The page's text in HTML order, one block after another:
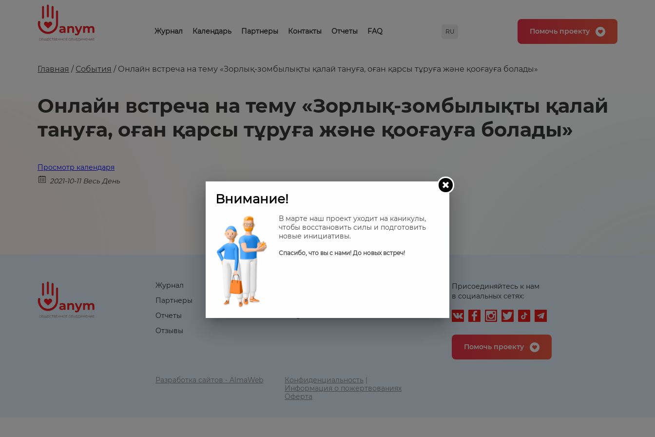
Журнал Календарь Партнеры Контакты Отчеты FAQ RU Помочь проекту
Главная / События / Онлайн встреча на тему «Зорлық-зомбылықты қалай тануға, оған қарсы тұруға және қооғауға болады»
Онлайн встреча на тему «Зорлық-зомбылықты қалай
тануға, оған қарсы тұруға және қооғауға болады»
Просмотр календаря
2021-10-11 Весь День
Журнал
Партнеры
Отчеты
Отзывы
Присоединяйтесь к нам
в социальных сетях:
Помочь проекту
Разработка сайтов - AlmaWeb Конфиденциальность |
Информация о пожертвованиях
Оферта
Внимание!
В марте наш проект уходит на каникулы,
чтобы восстановить силы и подготовить
новые инициативы.
Спасибо, что вы с нами! До новых встреч!